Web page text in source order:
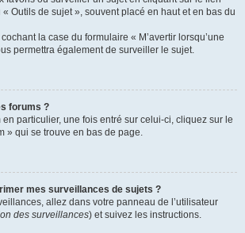
Outils de sujet », souvent placé en haut et en bas du
la case du formulaire « M’avertir lorsqu’une
permettra également de surveiller le sujet.
forums ?
particulier, une fois entré sur celui-ci, cliquez sur le
» qui se trouve en bas de page.
mes surveillances de sujets ?
allez dans votre panneau de l’utilisateur
des surveillances) et suivez les instructions.